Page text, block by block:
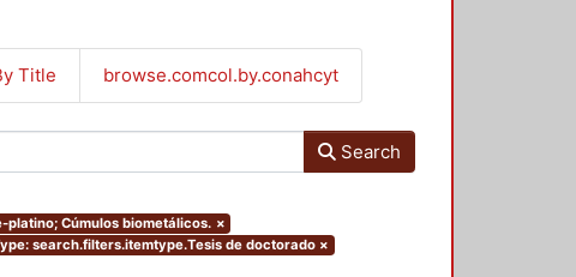
Title browse.comcol.by.conahcyt
Search
Cúmulos biometálicos. ×
search.filters.itemtype.Tesis de doctorado ×